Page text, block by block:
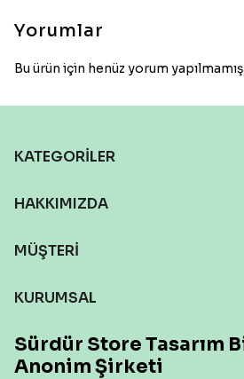
Yorumlar
Bu ürün için henüz yorum
KATEGORİLER
HAKKIMIZDA
MÜŞTERİ
KURUMSAL
Sürdür Store Tasarım
Anonim Şirketi